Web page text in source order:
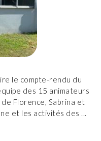
le compte-rendu du
des 15 animateurs
Florence, Sabrina et
et les activités des ...